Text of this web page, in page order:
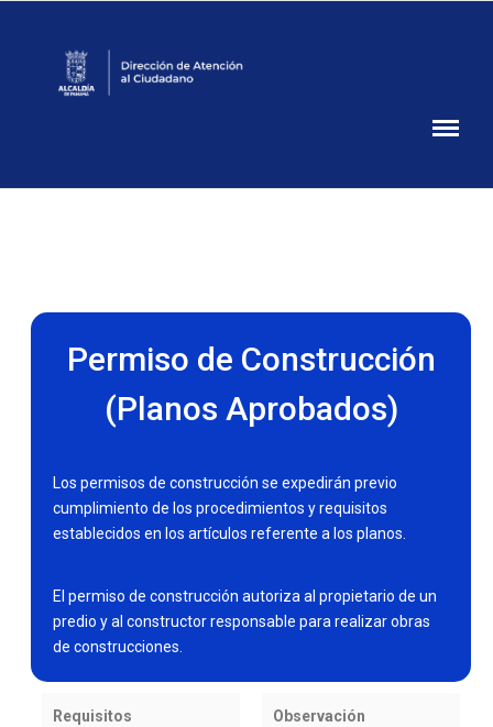
Atención
Ciudadana
Permiso de Construcción
(Planos Aprobados)
Los permisos de construcción se expedirán previo
cumplimiento de los procedimientos y requisitos
establecidos en los artículos referente a los planos.
El permiso de construcción autoriza al propietario de un
predio y al constructor responsable para realizar obras
de construcciones.
Requisitos
Observación